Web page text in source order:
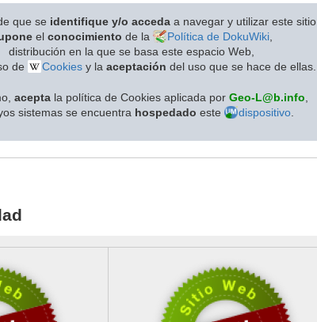
que se identifique y/o acceda a navegar y utilizar este sitio
el conocimiento de la Política de DokuWiki,
distribución en la que se basa este espacio Web,
de
Cookies y la aceptación del uso que se hace de ellas.
aceptala política de Cookies aplicada por Geo-L@b.info
sistemas se encuentra hospedado este dispositivo.